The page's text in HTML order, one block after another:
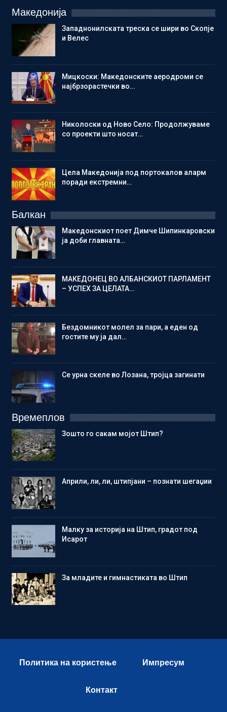
Македонија
Западнонилската треска се шири во Скопје
и Велес
Мицкоски: Македонските аеродроми се
најбрзорастечки во…
Николоски од Ново Село: Продолжуваме
со проекти што носат…
Цела Македонија под портокалов аларм
поради екстремни…
Балкан
Македонскиот поет Димче Шипинкаровски
ја доби главната…
МАКЕДОНЕЦ ВО АЛБАНСКИОТ ПАРЛАМЕНТ
– УСПЕХ ЗА ЦЕЛАТА…
Бездомникот молел за пари, а еден од
гостите му ја дал…
Се урна скеле во Лозана, тројца загинати
Времеплов
Зошто го сакам мојот Штип?
Aприли, ли, ли, штипјани – познати шегаџии
Малку за историја на Штип, градот под
Исарот
Зa младите и гимнастиката во Штип
Политика на користење Импресум
Контакт